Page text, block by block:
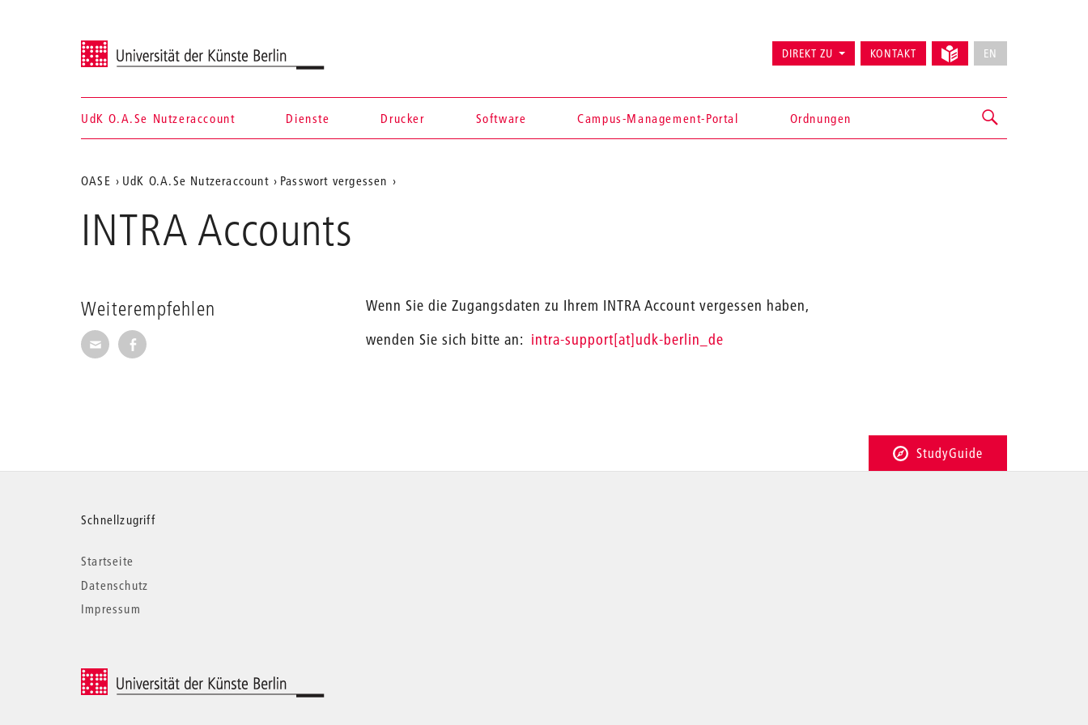
Universität der Künste Berlin
Navigation &
Suche
UdK O.A.Se Nutzeraccount Dienste Drucker Software Campus-Management-Portal Ordnungen
DIREKT ZU KONTAKT EN
Aktuelle
Position
auf
OASE UdK O.A.Se Nutzeraccount Passwort vergessen
INTRA Accounts
Weiterempfehlen
Seite per E-Mail weiterempfehlen
Seite auf Facebook weiterempfehlen
Wenn Sie die Zugangsdaten zu Ihrem INTRA Account vergessen haben,
wenden Sie sich bitte an: intra-support[at]udk-berlin_de
StudyGuide
Weitere
Informationen
Schnellzugriff
Startseite
Datenschutz
Impressum
© 2026 Universität der Künste Berlin